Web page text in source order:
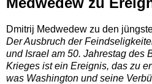
Dmitrij Medwedew zu den
Der Ausbruch der
und Israel am 50. Jahrestag des
Krieges ist ein Ereignis, das zu
was Washington und seine